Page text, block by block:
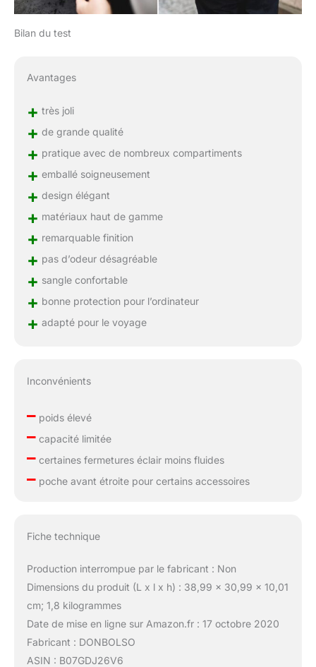
Bilan du test
Avantages
+ très joli
+ de grande qualité
+ pratique avec de nombreux compartiments
+ emballé soigneusement
+ design élégant
+ matériaux haut de gamme
+ remarquable finition
+ pas d’odeur désagréable
+ sangle confortable
+ bonne protection pour l’ordinateur
+ adapté pour le voyage
Inconvénients
–poids élevé
–capacité limitée
–certaines fermetures éclair moins fluides
–poche avant étroite pour certains accessoires
Fiche technique
Production interrompue par le fabricant : Non
Dimensions du produit (L x l x h) : 38,99 x 30,99 x 10,01
cm; 1,8 kilogrammes
Date de mise en ligne sur Amazon.fr : 17 octobre 2020
Fabricant : DONBOLSO
ASIN : B07GDJ26V6